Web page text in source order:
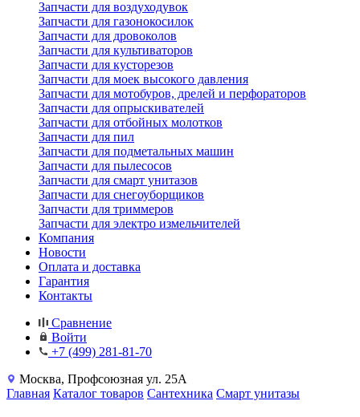
Запчасти для воздуходувок
Запчасти для газонокосилок
Запчасти для дровоколов
Запчасти для культиваторов
Запчасти для кусторезов
Запчасти для моек высокого давления
Запчасти для мотобуров, дрелей и перфораторов
Запчасти для опрыскивателей
Запчасти для отбойных молотков
Запчасти для пил
Запчасти для подметальных машин
Запчасти для пылесосов
Запчасти для смарт унитазов
Запчасти для снегоуборщиков
Запчасти для триммеров
Запчасти для электро измельчителей
Компания
Новости
Оплата и доставка
Гарантия
Контакты
Сравнение
Войти
+7 (499) 281-81-70
Москва, Профсоюзная ул. 25А
Главная Каталог товаров Сантехника Смарт унитазы